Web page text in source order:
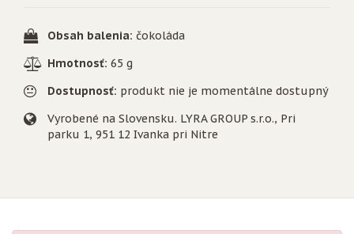
Obsah balenia: čokoláda
Hmotnosť: 65 g
Dostupnosť: produkt nie je momentálne dostupný
Vyrobené na Slovensku. LYRA GROUP s.r.o., Pri
parku 1, 951 12 Ivanka pri Nitre